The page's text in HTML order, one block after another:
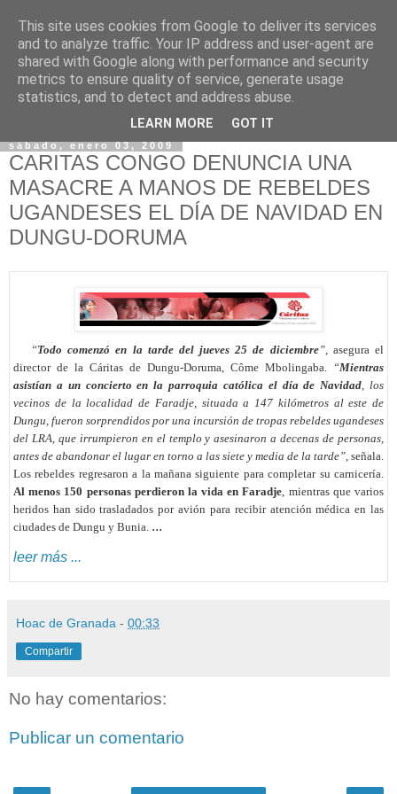
sábado, enero 03, 2009
CARITAS CONGO DENUNCIA UNA
MASACRE A MANOS DE REBELDES
UGANDESES EL DÍA DE NAVIDAD EN
DUNGU-DORUMA
“Todo comenzó en la tarde del jueves 25 de diciembre”, asegura el
director de la Cáritas de Dungu-Doruma, Côme Mbolingaba.
“Mientras
asistían a un concierto en la parroquia católica el día de Navidad , los
vecinos de la localidad de Faradje, situada a 147 kilómetros al este de
Dungu, fueron sorprendidos por una incursión de tropas rebeldes ugandeses
del LRA, que irrumpieron en el templo y asesinaron a decenas de personas,
antes de abandonar el lugar en torno a las siete y media de la tarde” , señala.
Los rebeldes regresaron a la mañana siguiente para completar su carnicería.
Al menos 150 personas perdieron la vida en Faradje , mientras que varios
heridos han sido trasladados por avión para recibir atención médica en las
ciudades de Dungu y Bunia. ...
leer más ...
Hoac de Granada - 00:33
Compartir
No hay comentarios:
Publicar un comentario
This site uses cookies from Google to deliver its services
and to analyze traffic. Your IP address and user-agent are
shared with Google along with performance and security
metrics to ensure quality of service, generate usage
statistics, and to detect and address abuse.
LEARN MORE GOT IT